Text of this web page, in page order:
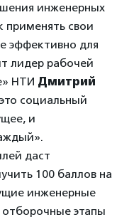
инженерных
применять свои
эффективно для
лидер рабочей
НТИ Дмитрий
социальный
и
даст
100 баллов на
инженерные
этапы